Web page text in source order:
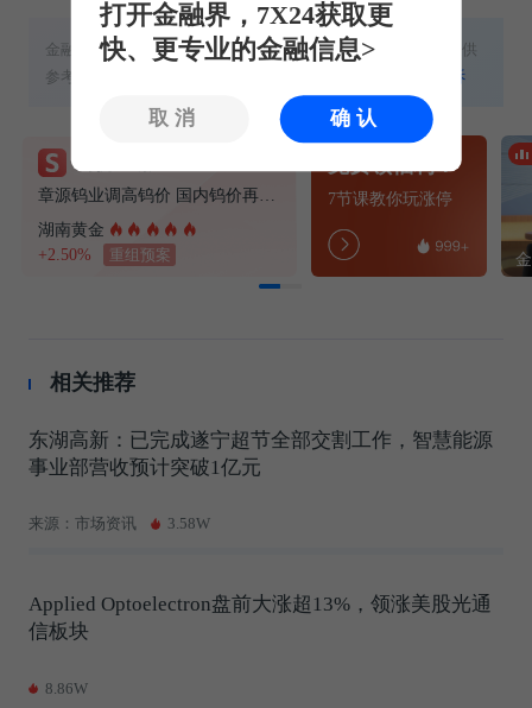
金融界提醒：本文内容、数据与工具不构成任何投资建议，仅供
参考，不具备任何指导作用。股市有风险，投资需谨慎！
投诉
钨价上涨
章源钨业调高钨价 国内钨价再现涨价迹象
湖南黄金
+2.50%
重组预案
免费领福利！
7节课教你玩涨停
相关推荐
东湖高新：已完成遂宁超节全部交割工作，智慧能源
事业部营收预计突破1亿元
来源：市场资讯 3.58W
Applied Optoelectron盘前大涨超13%，领涨美股光通
信板块
8.86W
打开金融界，7X24获取更
快、更专业的金融信息>
取消 确认